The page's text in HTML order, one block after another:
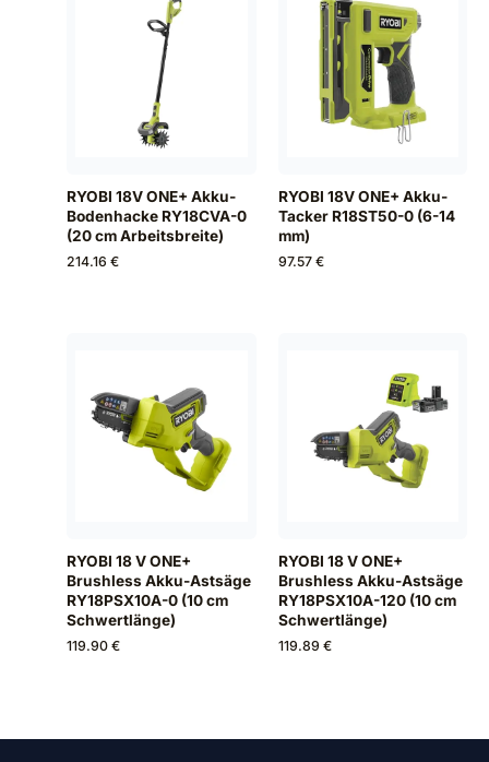
RYOBI 18V ONE+ Akku-
Bodenhacke RY18CVA-0
(20 cm Arbeitsbreite)
214.16 €
RYOBI 18V ONE+ Akku-
Tacker R18ST50-0 (6-14
mm)
97.57 €
RYOBI 18 V ONE+
Brushless Akku-Astsäge
RY18PSX10A-0 (10 cm
Schwertlänge)
119.90 €
RYOBI 18 V ONE+
Brushless Akku-Astsäge
RY18PSX10A-120 (10 cm
Schwertlänge)
119.89 €